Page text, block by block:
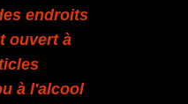
endroits
ouvert à
à l'alcool